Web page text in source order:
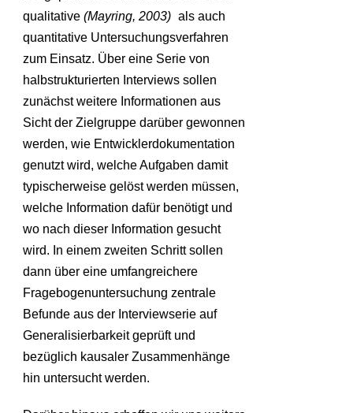
qualitative (Mayring, 2003) als auch
quantitative Untersuchungsverfahren
zum Einsatz. Über eine Serie von
halbstrukturierten Interviews sollen
zunächst weitere Informationen aus
Sicht der Zielgruppe darüber gewonnen
werden, wie Entwicklerdokumentation
genutzt wird, welche Aufgaben damit
typischerweise gelöst werden müssen,
welche Information dafür benötigt und
wo nach dieser Information gesucht
wird. In einem zweiten Schritt sollen
dann über eine umfangreichere
Fragebogenuntersuchung zentrale
Befunde aus der Interviewserie auf
Generalisierbarkeit geprüft und
bezüglich kausaler Zusammenhänge
hin untersucht werden.